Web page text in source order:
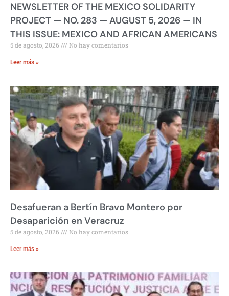
NEWSLETTER OF THE MEXICO SOLIDARITY
PROJECT — NO. 283 — AUGUST 5, 2026 — IN
THIS ISSUE: MEXICO AND AFRICAN AMERICANS
5 de agosto, 2026 No hay comentarios
Leer más »
Desafueran a Bertín Bravo Montero por
Desaparición en Veracruz
5 de agosto, 2026 No hay comentarios
Leer más »